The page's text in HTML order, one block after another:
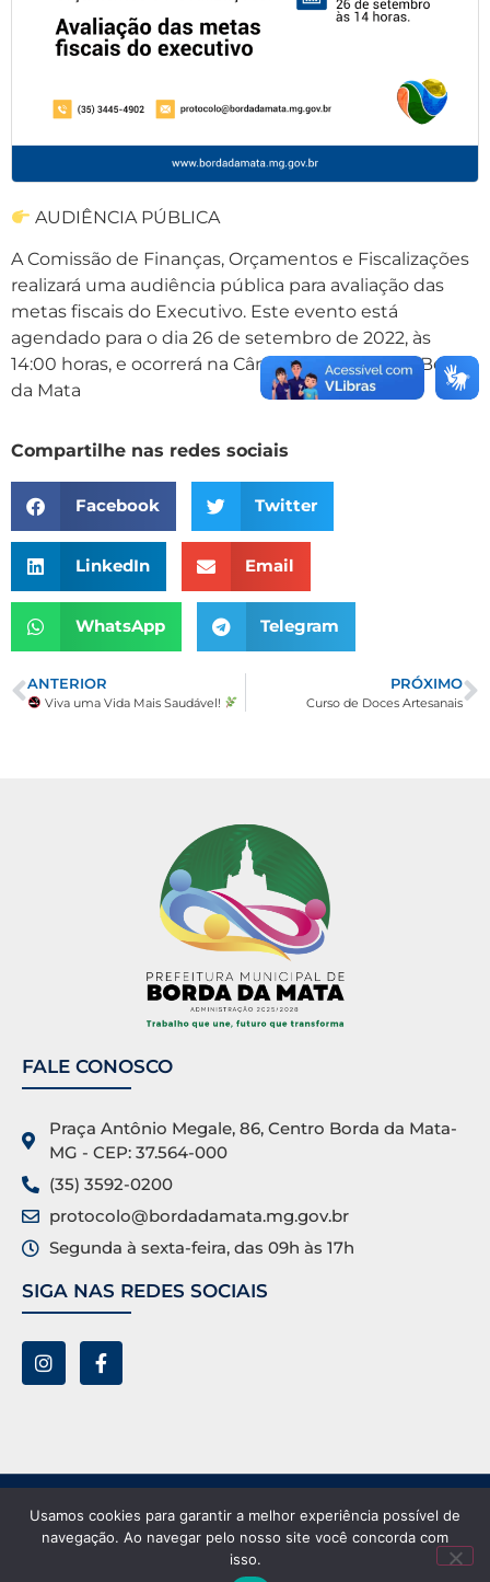
AUDIÊNCIA PÚBLICA
A Comissão de Finanças, Orçamentos e Fiscalizações
realizará uma audiência pública para avaliação das
metas fiscais do Executivo. Este evento está
agendado para o dia 26 de setembro de 2022, às
14:00 horas, e ocorrerá na Câmara Municipal de Borda
da Mata
Compartilhe nas redes sociais
Facebook Twitter
LinkedIn Email
WhatsApp Telegram
ANTERIOR
Viva uma Vida Mais Saudável!
PRÓXIMO
Curso de Doces Artesanais
FALE CONOSCO
Praça Antônio Megale, 86, Centro Borda da Mata-
MG - CEP: 37.564-000
(35) 3592-0200
protocolo@bordadamata.mg.gov.br
Segunda à sexta-feira, das 09h às 17h
SIGA NAS REDES SOCIAIS
Prefeitura Municipal de Borda da Mata ©. Todos os
direitos reservados.
Usamos cookies para garantir a melhor experiência possível de
navegação. Ao navegar pelo nosso site você concorda com
isso.